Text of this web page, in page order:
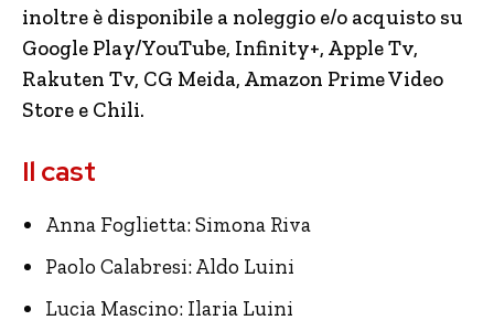
inoltre è disponibile a noleggio e/o acquisto su
Google Play/YouTube, Infinity+, Apple Tv,
Rakuten Tv, CG Meida, Amazon Prime Video
Store e Chili.
Il cast
Anna Foglietta: Simona Riva
Paolo Calabresi: Aldo Luini
Lucia Mascino: Ilaria Luini